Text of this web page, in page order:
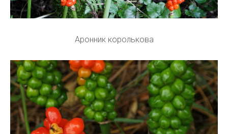
Аронник королькова